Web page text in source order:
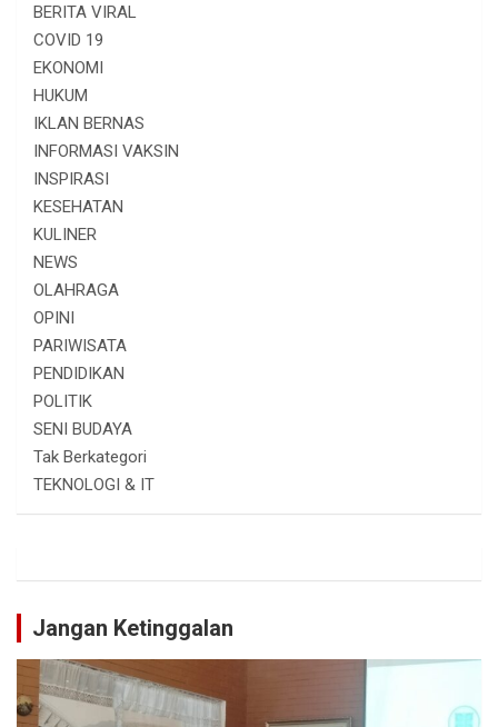
BERITA VIRAL
COVID 19
EKONOMI
HUKUM
IKLAN BERNAS
INFORMASI VAKSIN
INSPIRASI
KESEHATAN
KULINER
NEWS
OLAHRAGA
OPINI
PARIWISATA
PENDIDIKAN
POLITIK
SENI BUDAYA
Tak Berkategori
TEKNOLOGI & IT
Jangan Ketinggalan